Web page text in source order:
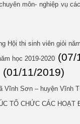
môn- nghiệp vụ
Hội thi sinh viên giỏi
học 2019-2020 (07/
(01/11/2019)
Vĩnh Sơn – huyện Vĩnh
TỔ CHỨC CÁC HOẠT